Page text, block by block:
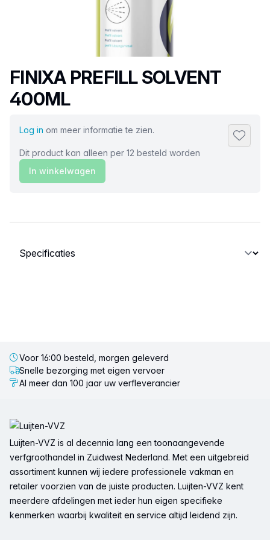
Productnaam
FINIXA PREFILL SOLVENT
400ML
Log in om meer informatie te zien.
Dit product kan alleen per 12 besteld worden
In winkelwagen
Selecteer een tabblad
Voor 16:00 besteld, morgen geleverd
Snelle bezorging met eigen vervoer
Al meer dan 100 jaar uw verfleverancier
Luijten-VVZ is al decennia lang een toonaangevende
verfgroothandel in Zuidwest Nederland. Met een uitgebreid
assortiment kunnen wij iedere professionele vakman en
retailer voorzien van de juiste producten. Luijten-VVZ kent
meerdere afdelingen met ieder hun eigen specifieke
kenmerken waarbij kwaliteit en service altijd leidend zijn.